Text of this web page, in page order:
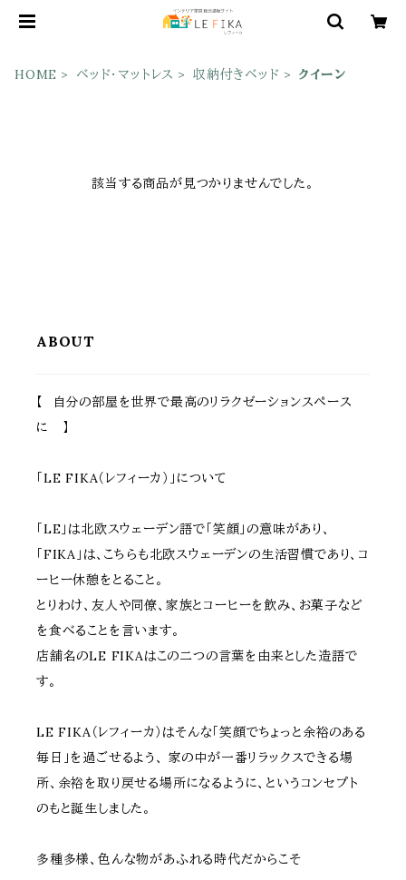
HOME ベッド・マットレス 収納付きベッド クイーン
該当する商品が見つかりませんでした。
ABOUT
【 自分の部屋を世界で最高のリラクゼーションスペース
に 】
「LE FIKA（レフィーカ）」について
「LE」は北欧スウェーデン語で「笑顔」の意味があり、
「FIKA」は、こちらも北欧スウェーデンの生活習慣であり、コ
ーヒー休憩をとること。
とりわけ、友人や同僚、家族とコーヒーを飲み、お菓子など
を食べることを言います。
店舗名のLE FIKAはこの二つの言葉を由来とした造語で
す。
LE FIKA（レフィーカ）はそんな「笑顔でちょっと余裕のある
毎日」を過ごせるよう、 家の中が一番リラックスできる場
所、余裕を取り戻せる場所になるように、というコンセプト
のもと誕生しました。
多種多様、色んな物があふれる時代だからこそ